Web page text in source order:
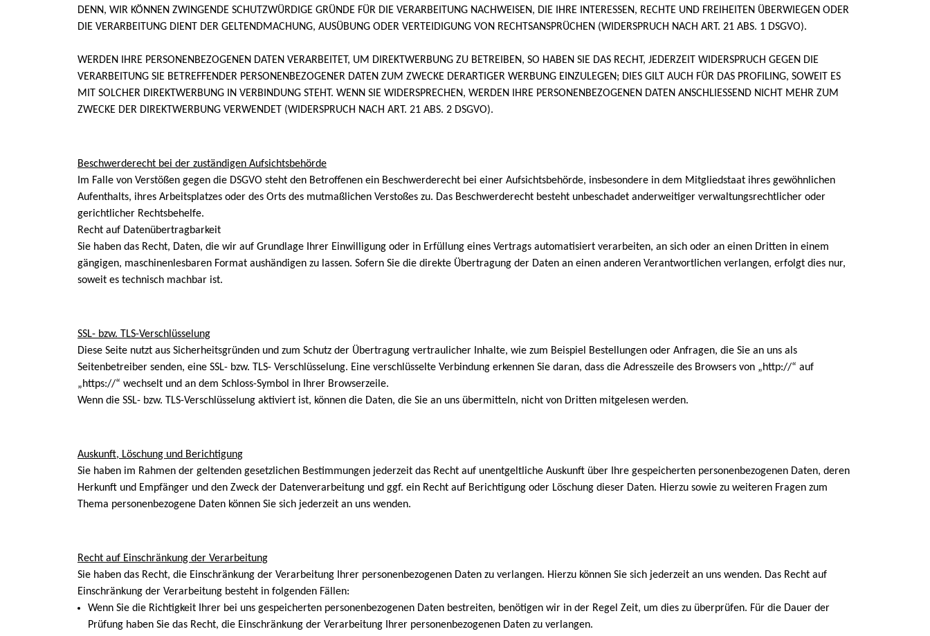
DENN, WIR KÖNNEN ZWINGENDE SCHUTZWÜRDIGE GRÜNDE FÜR DIE VERARBEITUNG NACHWEISEN, DIE IHRE INTERESSEN, RECHTE UND FREIHEITEN ÜBERWIEGEN ODER
DIE VERARBEITUNG DIENT DER GELTENDMACHUNG, AUSÜBUNG ODER VERTEIDIGUNG VON RECHTSANSPRÜCHEN (WIDERSPRUCH NACH ART. 21 ABS. 1 DSGVO).
WERDEN IHRE PERSONENBEZOGENEN DATEN VERARBEITET, UM DIREKTWERBUNG ZU BETREIBEN, SO HABEN SIE DAS RECHT, JEDERZEIT WIDERSPRUCH GEGEN DIE
VERARBEITUNG SIE BETREFFENDER PERSONENBEZOGENER DATEN ZUM ZWECKE DERARTIGER WERBUNG EINZULEGEN; DIES GILT AUCH FÜR DAS PROFILING, SOWEIT ES
MIT SOLCHER DIREKTWERBUNG IN VERBINDUNG STEHT. WENN SIE WIDERSPRECHEN, WERDEN IHRE PERSONENBEZOGENEN DATEN ANSCHLIESSEND NICHT MEHR ZUM
ZWECKE DER DIREKTWERBUNG VERWENDET (WIDERSPRUCH NACH ART. 21 ABS. 2 DSGVO).
Beschwerderecht bei der zuständigen Aufsichtsbehörde
Im Falle von Verstößen gegen die DSGVO steht den Betroffenen ein Beschwerderecht bei einer Aufsichtsbehörde, insbesondere in dem Mitgliedstaat ihres gewöhnlichen
Aufenthalts, ihres Arbeitsplatzes oder des Orts des mutmaßlichen Verstoßes zu. Das Beschwerderecht besteht unbeschadet anderweitiger verwaltungsrechtlicher oder
gerichtlicher Rechtsbehelfe.
Recht auf Datenübertragbarkeit
Sie haben das Recht, Daten, die wir auf Grundlage Ihrer Einwilligung oder in Erfüllung eines Vertrags automatisiert verarbeiten, an sich oder an einen Dritten in einem
gängigen, maschinenlesbaren Format aushändigen zu lassen. Sofern Sie die direkte Übertragung der Daten an einen anderen Verantwortlichen verlangen, erfolgt dies nur,
soweit es technisch machbar ist.
SSL- bzw. TLS-Verschlüsselung
Diese Seite nutzt aus Sicherheitsgründen und zum Schutz der Übertragung vertraulicher Inhalte, wie zum Beispiel Bestellungen oder Anfragen, die Sie an uns als
Seitenbetreiber senden, eine SSL- bzw. TLS- Verschlüsselung. Eine verschlüsselte Verbindung erkennen Sie daran, dass die Adresszeile des Browsers von „http://“ auf
„https://“ wechselt und an dem Schloss-Symbol in Ihrer Browserzeile.
Wenn die SSL- bzw. TLS-Verschlüsselung aktiviert ist, können die Daten, die Sie an uns übermitteln, nicht von Dritten mitgelesen werden.
Auskunft, Löschung und Berichtigung
Sie haben im Rahmen der geltenden gesetzlichen Bestimmungen jederzeit das Recht auf unentgeltliche Auskunft über Ihre gespeicherten personenbezogenen Daten, deren
Herkunft und Empfänger und den Zweck der Datenverarbeitung und ggf. ein Recht auf Berichtigung oder Löschung dieser Daten. Hierzu sowie zu weiteren Fragen zum
Thema personenbezogene Daten können Sie sich jederzeit an uns wenden.
Recht auf Einschränkung der Verarbeitung
Sie haben das Recht, die Einschränkung der Verarbeitung Ihrer personenbezogenen Daten zu verlangen. Hierzu können Sie sich jederzeit an uns wenden. Das Recht auf
Einschränkung der Verarbeitung besteht in folgenden Fällen:
Wenn Sie die Richtigkeit Ihrer bei uns gespeicherten personenbezogenen Daten bestreiten, benötigen wir in der Regel Zeit, um dies zu überprüfen. Für die Dauer der
Prüfung haben Sie das Recht, die Einschränkung der Verarbeitung Ihrer personenbezogenen Daten zu verlangen.